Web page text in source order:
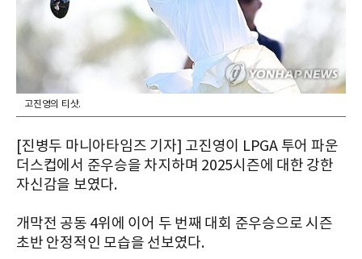
고진영의 티샷.
[진병두 마니아타임즈 기자] 고진영이 LPGA 투어 파운
더스컵에서 준우승을 차지하며 2025시즌에 대한 강한
자신감을 보였다.
개막전 공동 4위에 이어 두 번째 대회 준우승으로 시즌
초반 안정적인 모습을 선보였다.